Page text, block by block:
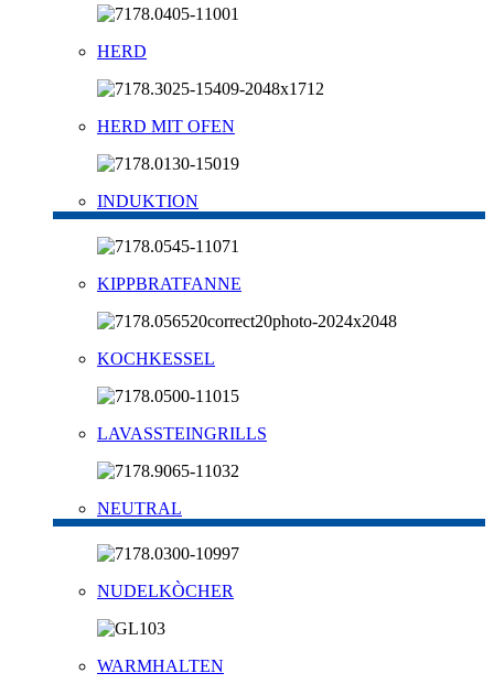
HERD
HERD MIT OFEN
INDUKTION
KIPPBRATFANNE
KOCHKESSEL
LAVASSTEINGRILLS
NEUTRAL
NUDELKÒCHER
WARMHALTEN